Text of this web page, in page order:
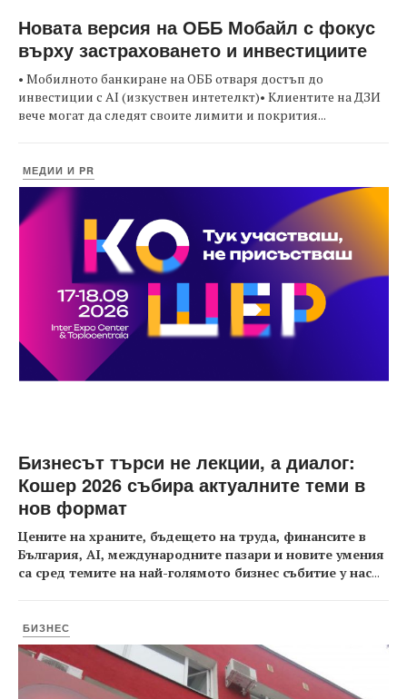
Новата версия на ОББ Мобайл с фокус
върху застраховането и инвестициите
• Мобилното банкиране на ОББ отваря достъп до
инвестиции с AI (изкуствен интетелкт)• Клиентите на ДЗИ
вече могат да следят своите лимити и покрития...
МЕДИИ И PR
Бизнесът търси не лекции, а диалог:
Кошер 2026 събира актуалните теми в
нов формат
Цените на храните, бъдещето на труда, финансите в
България, AI, международните пазари и новите умения
са сред темите на най-голямото бизнес събитие у нас...
БИЗНЕС